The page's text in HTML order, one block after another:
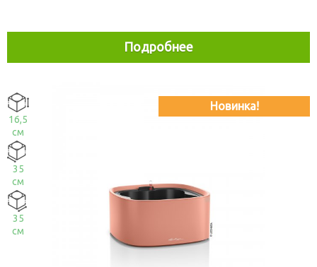
Подробнее
Новинка!
16,5
см
35
см
35
см